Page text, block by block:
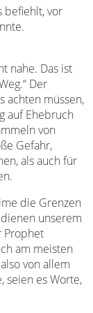
befiehlt, vor
nahe. Das ist
Der
achten müssen,
auf Ehebruch
von
Gefahr,
als auch für
die Grenzen
unserem
Prophet
am meisten
von allem
seien es Worte,